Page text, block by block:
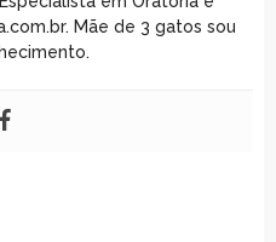
Mãe de 3 gatos sou